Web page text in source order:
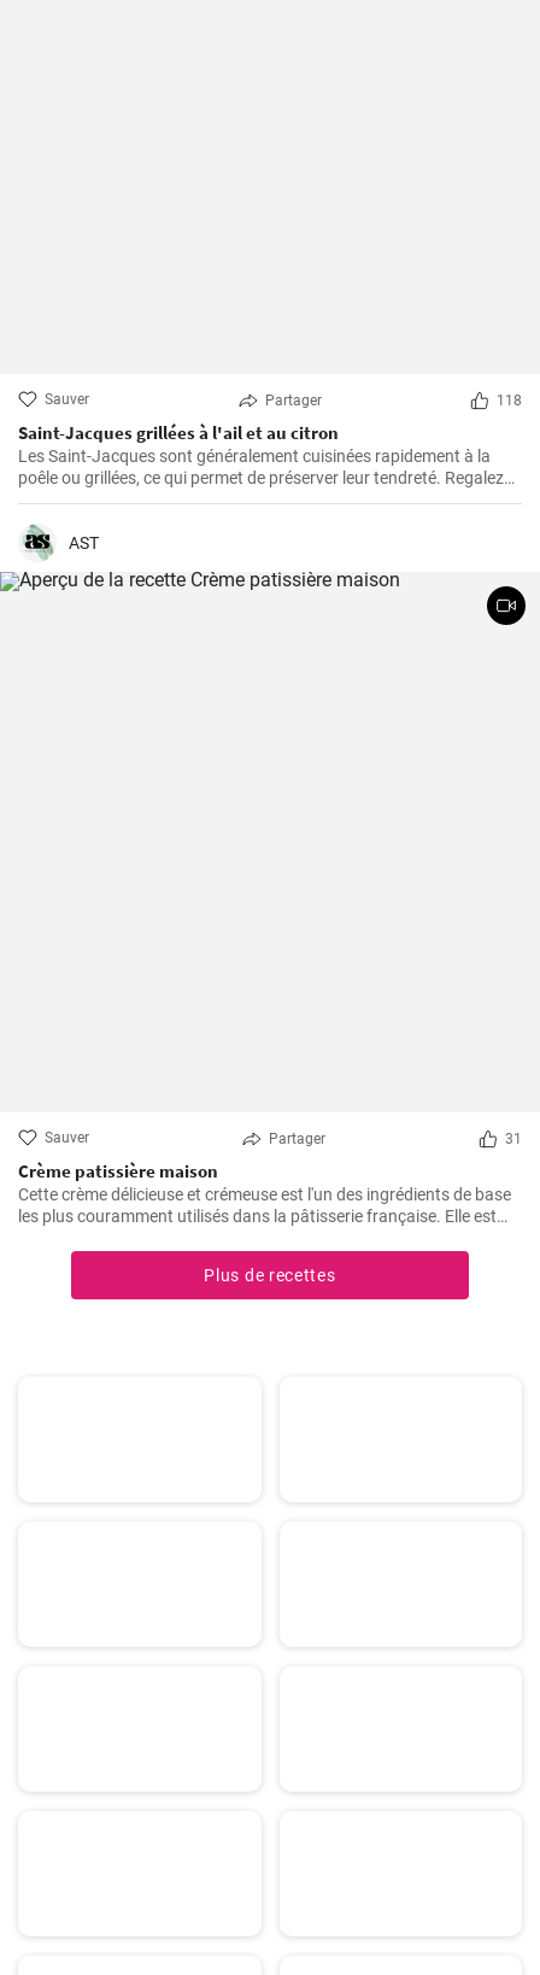
Sauver Partager 118
Saint-Jacques grillées à l'ail et au citron
Les Saint-Jacques sont généralement cuisinées rapidement à la
poêle ou grillées, ce qui permet de préserver leur tendreté. Regalez
vous avec cette delicieuse recette
AST
Sauver Partager 31
Crème patissière maison
Cette crème délicieuse et crémeuse est l'un des ingrédients de base
les plus couramment utilisés dans la pâtisserie française. Elle est
tartes, les choux à la crème, les chaussons...
Plus de recettes